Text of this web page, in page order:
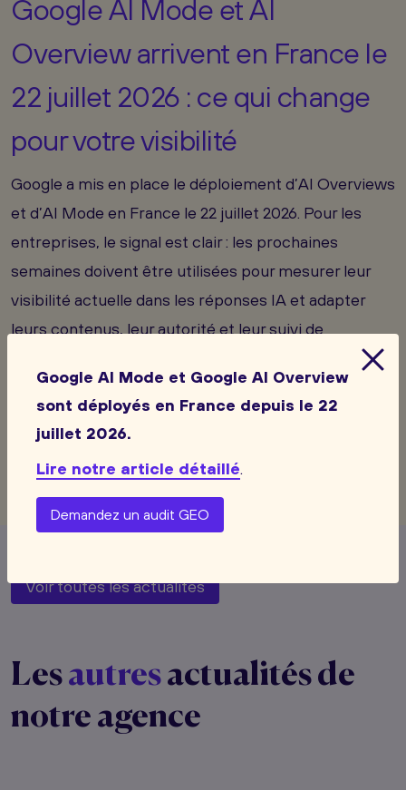
Google AI Mode et AI
Overview arrivent en France le
22 juillet 2026 : ce qui change
pour votre visibilité
Google a mis en place le déploiement d’AI Overviews
et d’AI Mode en France le 22 juillet 2026. Pour les
entreprises, le signal est clair : les prochaines
semaines doivent être utilisées pour mesurer leur
visibilité actuelle dans les réponses IA et adapter
leurs contenus, leur autorité et leur suivi de
Voir toutes les actualités
Lesautresactualités de
notre agence
Google AI Mode et Google AI Overview
sont déployés en France depuis le 22
juillet 2026.
Lire notre article détaillé.
Demandez un audit GEO